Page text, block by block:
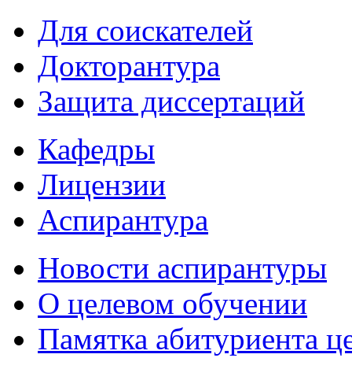
Для соискателей
Докторантура
Защита диссертаций
Кафедры
Лицензии
Аспирантура
Новости аспирантуры
О целевом обучении
Памятка абитуриента